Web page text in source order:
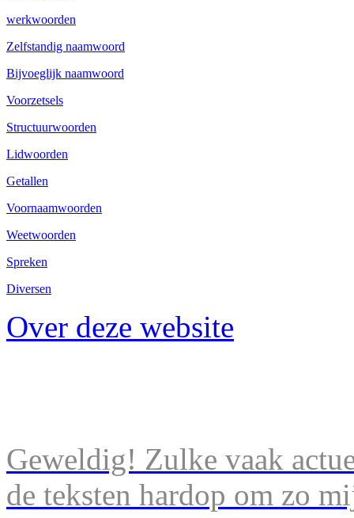
werkwoorden
Zelfstandig naamwoord
Bijvoeglijk naamwoord
Voorzetsels
Structuurwoorden
Lidwoorden
Getallen
Voornaamwoorden
Weetwoorden
Spreken
Diversen
Over deze website
Geweldig! Zulke vaak
de teksten hardop om zo